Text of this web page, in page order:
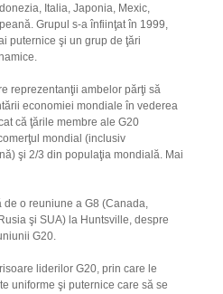
Italia, Japonia, Mexic,
Grupul s-a înfiinţat în 1999,
puternice şi un grup de ţări
reprezentanţii ambelor părţi să
economiei mondiale în vederea
că ţările membre ale G20
mondial (inclusiv
şi 2/3 din populaţia mondială. Mai
de o reuniune a G8 (Canada,
şi SUA) la Huntsville, despre
G20.
liderilor G20, prin care le
uniforme şi puternice care să se